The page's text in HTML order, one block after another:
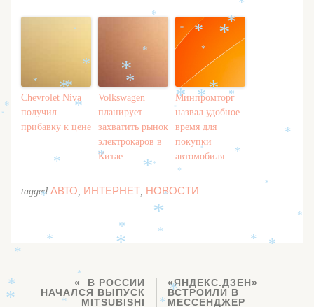
Chevrolet Niva
получил
прибавку к цене
Volkswagen
планирует
захватить рынок
электрокаров в
Китае
Минпромторг
назвал удобное
время для
покупки
автомобиля
tagged АВТО, ИНТЕРНЕТ, НОВОСТИ
В РОССИИ
НАЧАЛСЯ ВЫПУСК
MITSUBISHI
«ЯНДЕКС.ДЗЕН»
ВСТРОИЛИ В
МЕССЕНДЖЕР
*
*
*
*
*
*
*
*
*
*
*
*
*
*
* *
*
*
*
*
* *
*
*
*
*
*
*
*
*
*
*
*
*
*
*
*
*
*
*
*
*